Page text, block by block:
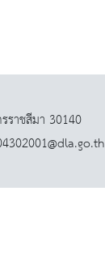
าชสีมา 30140